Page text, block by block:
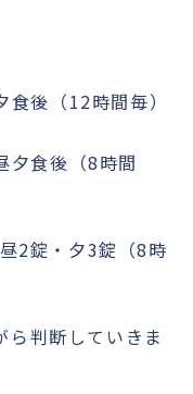
後（12時間毎）
夕食後（8時間
2錠・夕3錠（8時
ら判断していきま